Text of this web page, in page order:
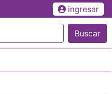
ingresar
Buscar